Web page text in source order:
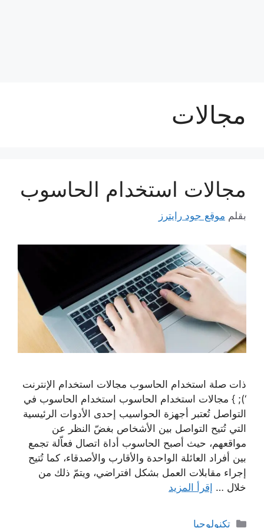
مجالات
مجالات استخدام الحاسوب
بقلم موقع جود رايترز
ذات صلة استخدام الحاسوب مجالات استخدام الإنترنت
‘); } مجالات استخدام الحاسوب استخدام الحاسوب في
التواصل تُعتبر أجهزة الحواسيب إحدى الأدوات الرئيسية
التي تُتيح التواصل بين الأشخاص بغضّ النظر عن
مواقعهم، حيث أصبح الحاسوب أداة اتصال فعاّلة تجمع
بين أفراد العائلة الواحدة والأقارب والأصدقاء، كما تُتيح
إجراء مقابلات العمل بشكل افتراضي، ويتمّ ذلك من
خلال … إقرأ المزيد
التصنيفات
تكنولوجيا